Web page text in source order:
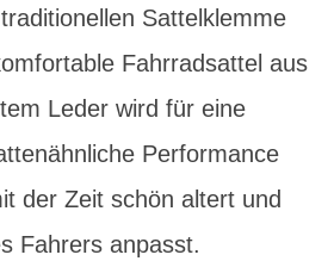
Sattelklemme
Fahrradsattel aus
Leder wird für eine
Performance
der Zeit schön altert und
Fahrers anpasst.